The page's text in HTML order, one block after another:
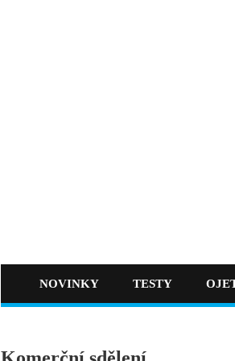
NOVINKY TESTY